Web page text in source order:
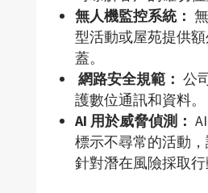
無人機監控系統：
型活動或屋苑提供
蓋。
網路安全規範： 公
護數位通訊和資料。
AI 用於威脅偵測： AI
標示不尋常的活動
針對潛在風險採取行